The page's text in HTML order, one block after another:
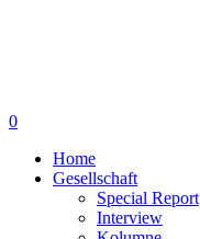
0
Home
Gesellschaft
Special Report
Interview